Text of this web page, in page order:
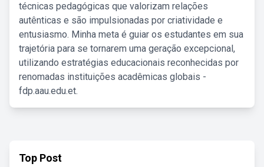
técnicas pedagógicas que valorizam relações
autênticas e são impulsionadas por criatividade e
entusiasmo. Minha meta é guiar os estudantes em sua
trajetória para se tornarem uma geração excepcional,
utilizando estratégias educacionais reconhecidas por
renomadas instituições acadêmicas globais -
fdp.aau.edu.et.
Top Post